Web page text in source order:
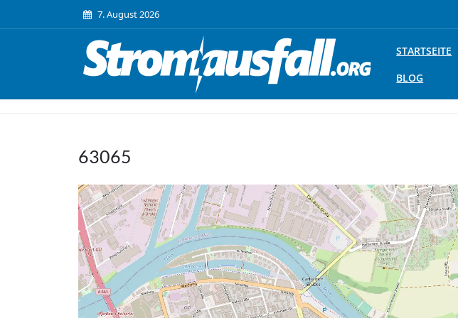
7. August 2026
STARTSEITE
BLOG
63065